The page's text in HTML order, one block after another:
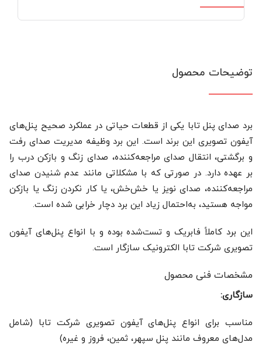
توضیحات محصول
برد صدای پنل تابا یکی از قطعات حیاتی در عملکرد صحیح پنل‌های
آیفون تصویری این برند است. این برد وظیفه مدیریت صدای رفت
و برگشتی، انتقال صدای مراجعه‌کننده، صدای زنگ و بازکن درب را
بر عهده دارد. در صورتی که با مشکلاتی مانند عدم شنیدن صدای
مراجعه‌کننده، صدای نویز یا خش‌خش، یا کار نکردن زنگ یا بازکن
مواجه هستید، به‌احتمال زیاد این برد دچار خرابی شده است.
این برد کاملاً فابریک و تست‌شده بوده و با انواع پنل‌های آیفون
تصویری شرکت تابا الکترونیک سازگار است.
مشخصات فنی محصول
سازگاری:
مناسب برای انواع پنل‌های آیفون تصویری شرکت تابا (شامل
مدل‌های معروف مانند پنل سپهر، ثمین، فروز و غیره)